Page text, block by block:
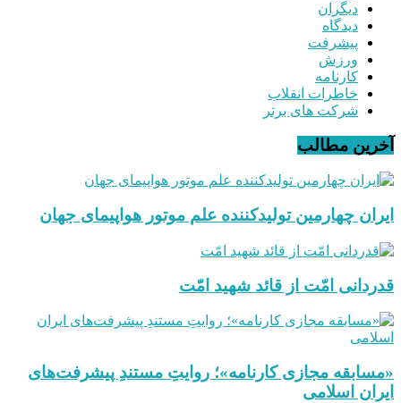
دیگران
دیدگاه
پیشرفت
ورزش
کارنامه
خاطرات انقلاب
شرکت های برتر
آخرین مطالب
ایران چهارمین تولیدکننده علم موتور هواپیمای جهان
قدردانی امّت از قائد شهید امّت
«مسابقه مجازی کارنامه»؛ روایتِ مستندِ پیشرفت‌های
ایران اسلامی